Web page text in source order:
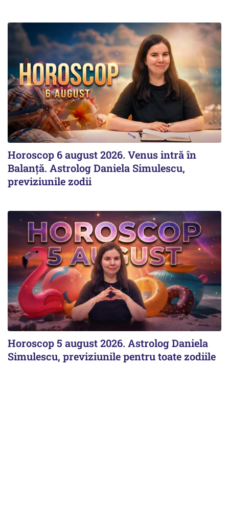
Horoscop 6 august 2026. Venus intră în
Balanță. Astrolog Daniela Simulescu,
previziunile zodii
Horoscop 5 august 2026. Astrolog Daniela
Simulescu, previziunile pentru toate zodiile